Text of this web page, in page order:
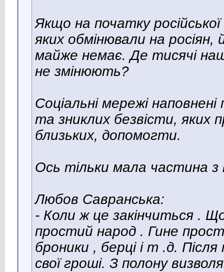
Якщо на початку російської
яких обмінювали на
майже немає. Де тисячі
не змінюють?
Соціальні мережі
та зниклих безвісти, яких
близьких, допомогти.
Ось тільки мала частина з
Любов Савранська:
- Коли ж це закінчиться .
простий народ . Гине
броники , берці і т .д.
свої гроші. З полону